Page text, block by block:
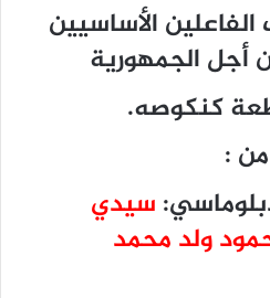
الأساسيين
أجل الجمهورية
كنكوصه.
:
سيدي
ولد محمد